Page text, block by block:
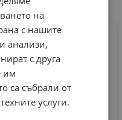
на
с нашите
анализи,
с друга
им
са събрали от
услуги.